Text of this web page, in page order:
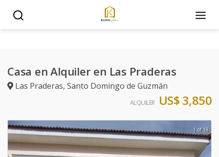
Casa en Alquiler en Las Praderas
Las Praderas, Santo Domingo de Guzmán
ALQUILER US$ 3,850
1 of 18